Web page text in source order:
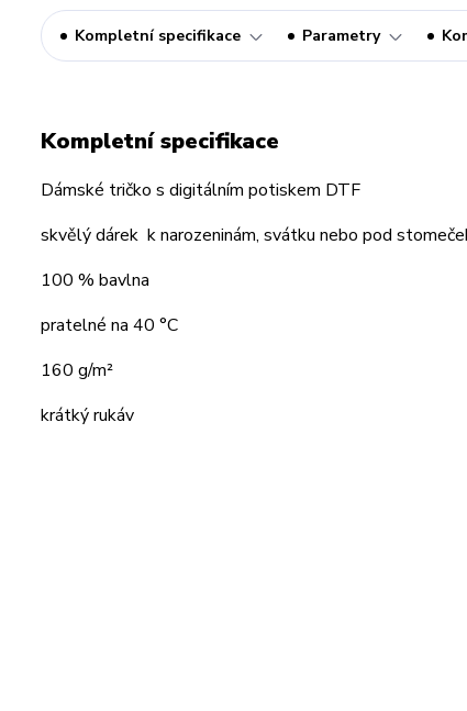
Kompletní specifikace Parametry
Kompletní specifikace
Dámské tričko s digitálním potiskem DTF
skvělý dárek k narozeninám, svátku nebo pod
100 % bavlna
pratelné na 40 °C
160 g/m²
krátký rukáv